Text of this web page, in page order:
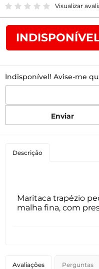
Visualizar
Indisponível! Avise-me
Enviar
Descrição
Maritaca trapézio
malha fina, com
Avaliações Perguntas